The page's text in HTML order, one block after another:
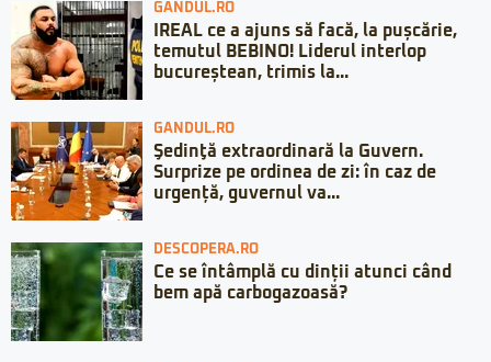
GANDUL.RO
IREAL ce a ajuns să facă, la pușcărie,
temutul BEBINO! Liderul interlop
bucureștean, trimis la...
GANDUL.RO
Şedinţă extraordinară la Guvern.
Surprize pe ordinea de zi: în caz de
urgență, guvernul va...
DESCOPERA.RO
Ce se întâmplă cu dinții atunci când
bem apă carbogazoasă?